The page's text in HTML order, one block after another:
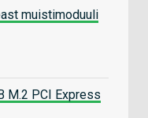
muistimoduuli
M.2 PCI Express